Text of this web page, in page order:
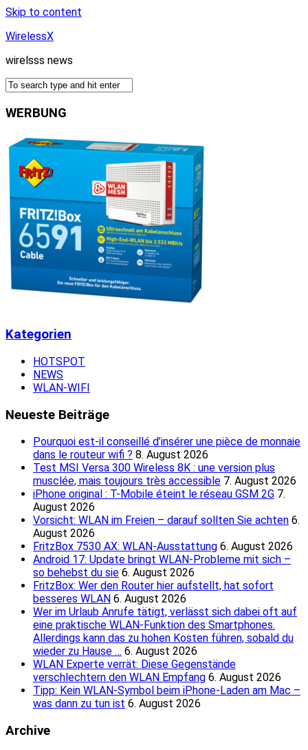
Skip to content
WirelessX
wirelsss news
WERBUNG
Kategorien
HOTSPOT
NEWS
WLAN-WIFI
Neueste Beiträge
Pourquoi est-il conseillé d’insérer une pièce de monnaie
dans le routeur wifi ? 8. August 2026
Test MSI Versa 300 Wireless 8K : une version plus
musclée, mais toujours très accessible 7. August 2026
iPhone original : T-Mobile éteint le réseau GSM 2G 7.
August 2026
Vorsicht: WLAN im Freien – darauf sollten Sie achten 6.
August 2026
FritzBox 7530 AX: WLAN-Ausstattung 6. August 2026
Android 17: Update bringt WLAN-Probleme mit sich –
so behebst du sie 6. August 2026
FritzBox: Wer den Router hier aufstellt, hat sofort
besseres WLAN 6. August 2026
Wer im Urlaub Anrufe tätigt, verlässt sich dabei oft auf
eine praktische WLAN-Funktion des Smartphones.
Allerdings kann das zu hohen Kosten führen, sobald du
wieder zu Hause … 6. August 2026
WLAN Experte verrät: Diese Gegenstände
verschlechtern den WLAN Empfang 6. August 2026
Tipp: Kein WLAN-Symbol beim iPhone-Laden am Mac –
was dann zu tun ist 6. August 2026
Archive